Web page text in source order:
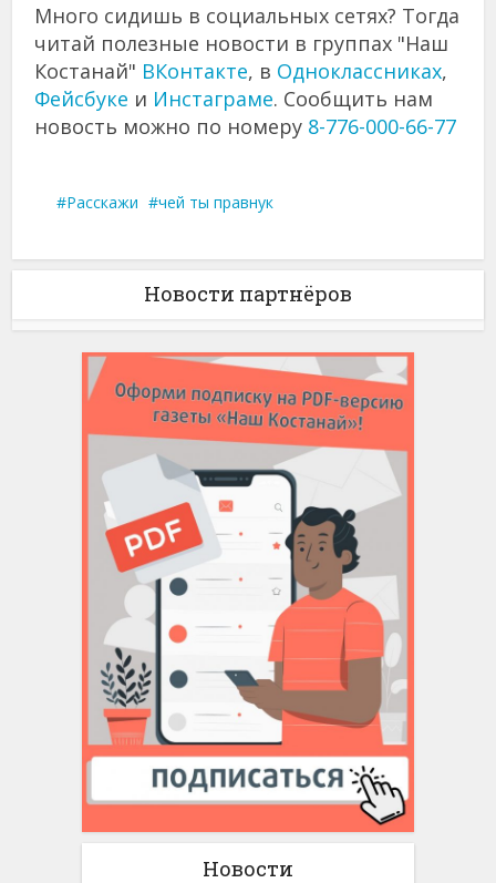
Много сидишь в социальных сетях? Тогда
читай полезные новости в группах "Наш
Костанай" ВКонтакте, в Одноклассниках,
Фейсбуке и Инстаграме. Сообщить нам
новость можно по номеру 8-776-000-66-77
Расскажи чей ты правнук
Новости партнёров
Новости